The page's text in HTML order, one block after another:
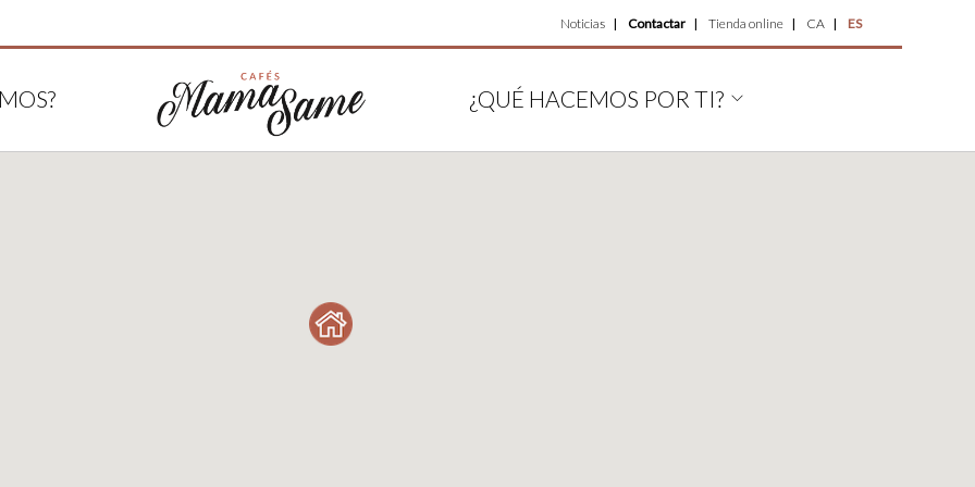
Top
Menu
Noticias Contactar Tienda online CA ES
¿QUÉ HACEMOS POR TI?